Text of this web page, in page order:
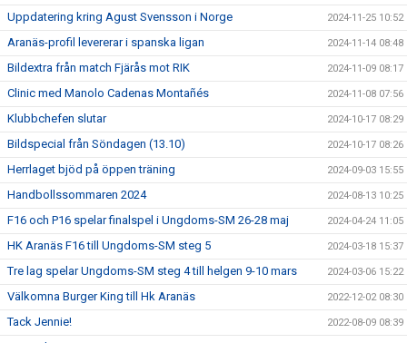
Uppdatering kring Agust Svensson i Norge 2024-11-25 10:52
Aranäs-profil levererar i spanska ligan 2024-11-14 08:48
Bildextra från match Fjärås mot RIK 2024-11-09 08:17
Clinic med Manolo Cadenas Montañés 2024-11-08 07:56
Klubbchefen slutar 2024-10-17 08:29
Bildspecial från Söndagen (13.10) 2024-10-17 08:26
Herrlaget bjöd på öppen träning 2024-09-03 15:55
Handbollssommaren 2024 2024-08-13 10:25
F16 och P16 spelar finalspel i Ungdoms-SM 26-28 maj 2024-04-24 11:05
HK Aranäs F16 till Ungdoms-SM steg 5 2024-03-18 15:37
Tre lag spelar Ungdoms-SM steg 4 till helgen 9-10 mars 2024-03-06 15:22
Välkomna Burger King till Hk Aranäs 2022-12-02 08:30
Tack Jennie! 2022-08-09 08:39